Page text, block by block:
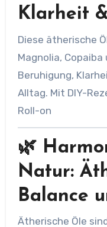
Klarheit
Diese ätherische Öle Mischung aus Lavendel,
Magnolia,
Beruhigung,
Alltag. Mit DIY-
Roll-on
🌿
Natur:
Balance
Ätherische Öle